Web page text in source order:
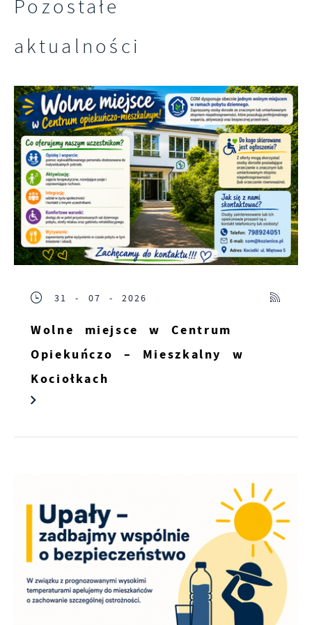
Pozostałe
aktualności
31 - 07 - 2026
Wolne miejsce w Centrum
Opiekuńczo – Mieszkalny w
Kociołkach
lub firm będących naszymi partnerami oraz
innych dostawców usług. Firmy te działają w
treści w postaci wiadomości, ofert,
komunikatów mediów społecznościowych.